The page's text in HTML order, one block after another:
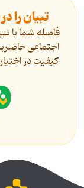
تبیان را
فاصله شما با
اجتماعی
کیفیت در